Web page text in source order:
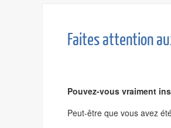
Faites attention
Pouvez-vous vraiment
Peut-être que vous avez